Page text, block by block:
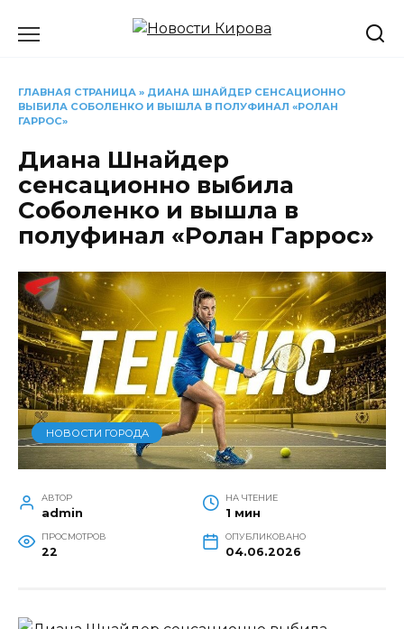
ГЛАВНАЯ СТРАНИЦА » ДИАНА ШНАЙДЕР СЕНСАЦИОННО
ВЫБИЛА СОБОЛЕНКО И ВЫШЛА В ПОЛУФИНАЛ «РОЛАН
ГАРРОС»
Диана Шнайдер
сенсационно выбила
Соболенко и вышла в
полуфинал «Ролан Гаррос»
НОВОСТИ ГОРОДА
АВТОР
admin
НА ЧТЕНИЕ
1 мин
ПРОСМОТРОВ
22
ОПУБЛИКОВАНО
04.06.2026